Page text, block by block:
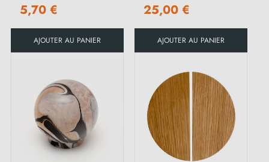
5,70 €
AJOUTER AU PANIER
25,00 €
AJOUTER AU PANIER